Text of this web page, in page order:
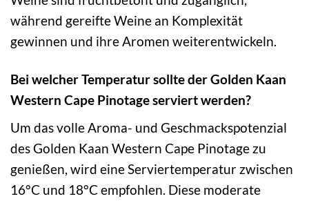
während gereifte Weine an Komplexität
gewinnen und ihre Aromen weiterentwickeln.
Bei welcher Temperatur sollte der Golden Kaan
Western Cape Pinotage serviert werden?
Um das volle Aroma- und Geschmackspotenzial
des Golden Kaan Western Cape Pinotage zu
genießen, wird eine Serviertemperatur zwischen
16°C und 18°C empfohlen. Diese moderate